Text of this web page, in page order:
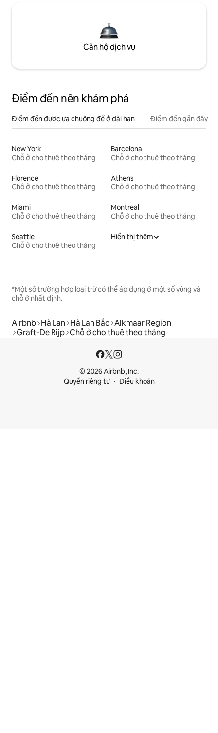
Căn hộ dịch vụ
Điểm đến nên khám phá
Điểm đến được ưa chuộng để ở dài hạn Điểm đến gần đây
New York
Chỗ ở cho thuê theo tháng
Barcelona
Chỗ ở cho thuê theo tháng
Florence
Chỗ ở cho thuê theo tháng
Athens
Chỗ ở cho thuê theo tháng
Miami
Chỗ ở cho thuê theo tháng
Montreal
Chỗ ở cho thuê theo tháng
Seattle
Chỗ ở cho thuê theo tháng
Hiển thị thêm
*Một số trường hợp loại trừ có thể áp dụng ở một số vùng và
chỗ ở nhất định.
Airbnb Hà Lan Hà Lan Bắc Alkmaar Region
Graft-De Rijp Chỗ ở cho thuê theo tháng
© 2026 Airbnb, Inc.
Quyền riêng tư
Điều khoản